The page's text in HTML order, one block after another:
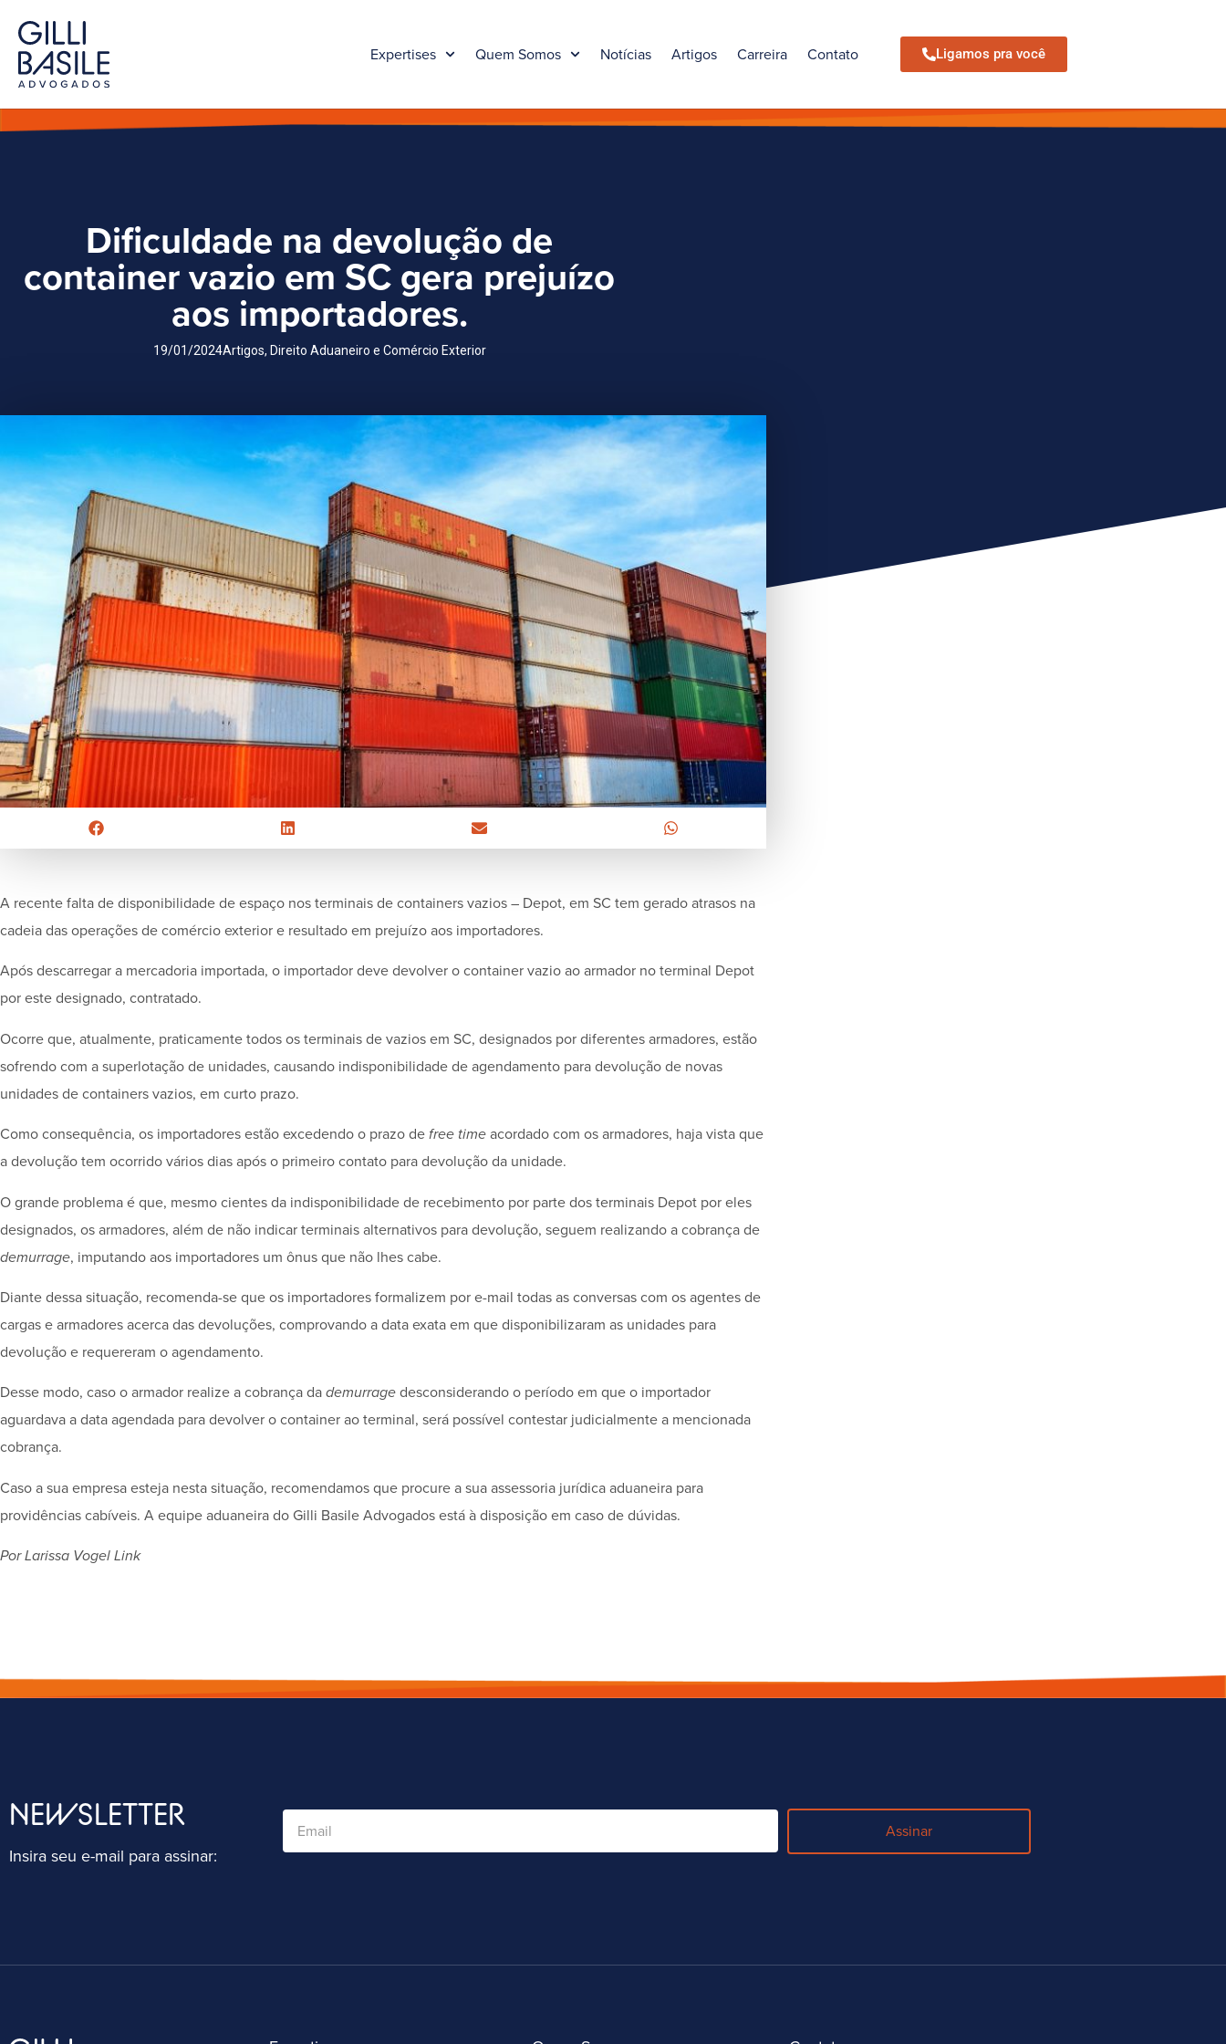
Expertises Quem Somos Notícias Artigos Carreira Contato Ligamos pra você
Dificuldade na devolução de
container vazio em SC gera prejuízo
aos importadores.
19/01/2024Artigos, Direito Aduaneiro e Comércio Exterior
A recente falta de disponibilidade de espaço nos terminais de containers vazios – Depot, em SC tem gerado atrasos na
cadeia das operações de comércio exterior e resultado em prejuízo aos importadores.
Após descarregar a mercadoria importada, o importador deve devolver o container vazio ao armador no terminal Depot
por este designado, contratado.
Ocorre que, atualmente, praticamente todos os terminais de vazios em SC, designados por diferentes armadores, estão
sofrendo com a superlotação de unidades, causando indisponibilidade de agendamento para devolução de novas
unidades de containers vazios, em curto prazo.
Como consequência, os importadores estão excedendo o prazo de free time acordado com os armadores, haja vista que
a devolução tem ocorrido vários dias após o primeiro contato para devolução da unidade.
O grande problema é que, mesmo cientes da indisponibilidade de recebimento por parte dos terminais Depot por eles
designados, os armadores, além de não indicar terminais alternativos para devolução, seguem realizando a cobrança de
demurrage, imputando aos importadores um ônus que não lhes cabe.
Diante dessa situação, recomenda-se que os importadores formalizem por e-mail todas as conversas com os agentes de
cargas e armadores acerca das devoluções, comprovando a data exata em que disponibilizaram as unidades para
devolução e requereram o agendamento.
Desse modo, caso o armador realize a cobrança da demurrage desconsiderando o período em que o importador
aguardava a data agendada para devolver o container ao terminal, será possível contestar judicialmente a mencionada
cobrança.
Caso a sua empresa esteja nesta situação, recomendamos que procure a sua assessoria jurídica aduaneira para
providências cabíveis. A equipe aduaneira do Gilli Basile Advogados está à disposição em caso de dúvidas.
Por Larissa Vogel Link
NEWSLETTER
Insira seu e-mail para assinar:
Assinar